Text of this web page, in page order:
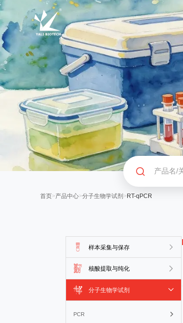
首页>产品中心>分子生物学试剂>RT-qPCR
样本采集与保存
核酸提取与纯化
分子生物学试剂
PCR